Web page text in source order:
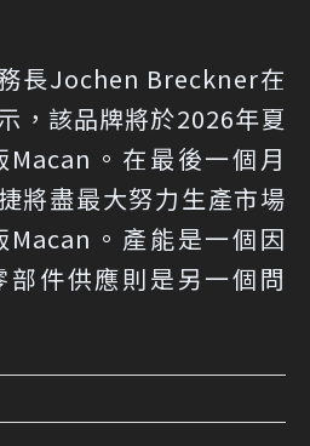
長Jochen Breckner在
，該品牌將於2026年夏
。在最後一個月
將盡最大努力生產市場
。產能是一個因
件供應則是另一個問